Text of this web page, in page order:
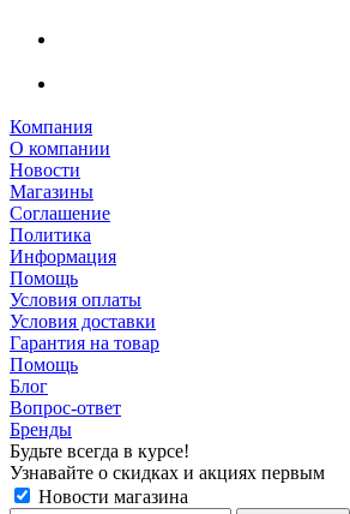
Компания
О компании
Новости
Магазины
Соглашение
Политика
Информация
Помощь
Условия оплаты
Условия доставки
Гарантия на товар
Помощь
Блог
Вопрос-ответ
Бренды
Будьте всегда в курсе!
Узнавайте о скидках и акциях первым
Новости магазина